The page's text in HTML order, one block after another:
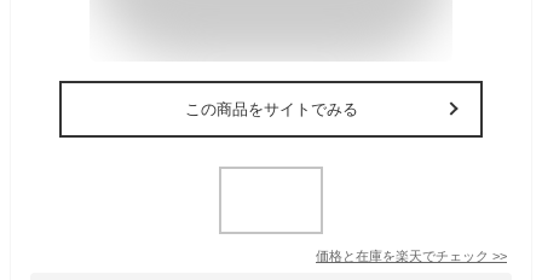
この商品をサイトでみる
価格と在庫を楽天でチェック >>